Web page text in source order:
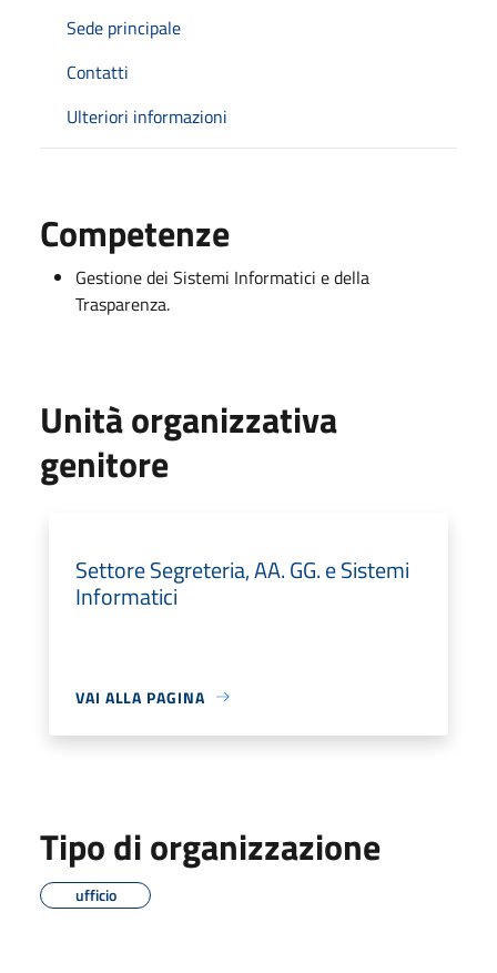
Sede principale
Contatti
Ulteriori informazioni
Competenze
Gestione dei Sistemi Informatici e della
Trasparenza.
Unità organizzativa
genitore
Settore Segreteria, AA. GG. e Sistemi
Informatici
VAI ALLA PAGINA
Tipo di organizzazione
ufficio